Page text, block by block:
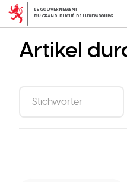
Direkt
zum